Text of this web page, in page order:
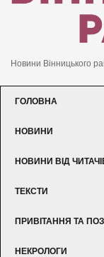
Новини Вінницького
ГОЛОВНА
НОВИНИ
НОВИНИ ВІД
ТЕКСТИ
ПРИВІТАННЯ ТА
НЕКРОЛОГИ